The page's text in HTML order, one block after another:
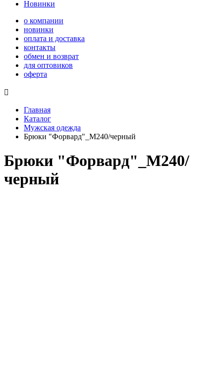
Новинки
о компании
новинки
оплата и доставка
контакты
обмен и возврат
для оптовиков
оферта

Главная
Каталог
Мужская одежда
Брюки "Форвард"_М240/черный
Брюки "Форвард"_М240/
черный